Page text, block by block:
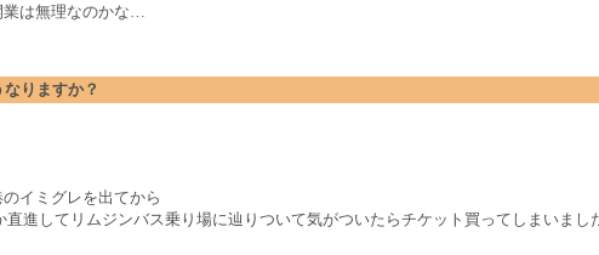
は無理なのかな…
りますか？
イミグレを出てから
進してリムジンバス乗り場に辿りついて気がついたらチケット買ってしまいまし